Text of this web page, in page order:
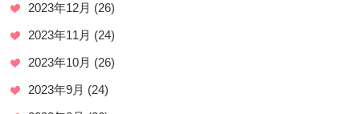
2023年12月 (26)
2023年11月 (24)
2023年10月 (26)
2023年9月 (24)